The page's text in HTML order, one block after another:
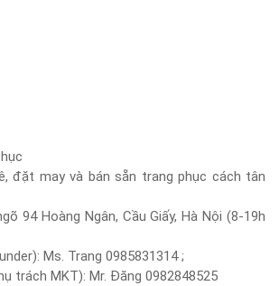
đặt may và bán sẵn trang phục cách tân
94 Hoàng Ngân, Cầu Giấy, Hà Nội (8-19h
Ms. Trang 0985831314 ;
trách MKT): Mr. Đăng 0982848525